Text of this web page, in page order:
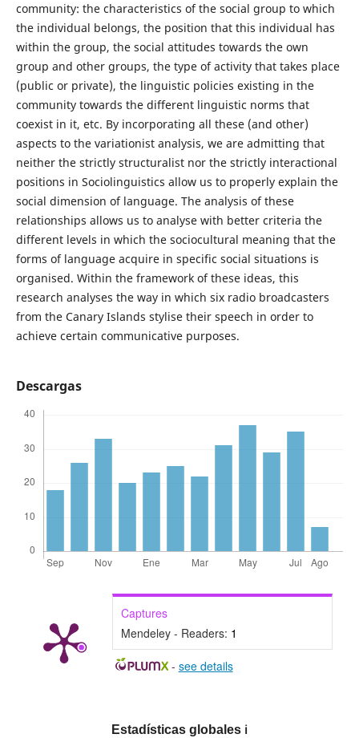
community: the characteristics of the social group to which
the individual belongs, the position that this individual has
within the group, the social attitudes towards the own
group and other groups, the type of activity that takes place
(public or private), the linguistic policies existing in the
community towards the different linguistic norms that
coexist in it, etc. By incorporating all these (and other)
aspects to the variationist analysis, we are admitting that
neither the strictly structuralist nor the strictly interactional
positions in Sociolinguistics allow us to properly explain the
social dimension of language. The analysis of these
relationships allows us to analyse with better criteria the
different levels in which the sociocultural meaning that the
forms of language acquire in specific social situations is
organised. Within the framework of these ideas, this
research analyses the way in which six radio broadcasters
from the Canary Islands stylise their speech in order to
achieve certain communicative purposes.
Descargas
Captures
Mendeley - Readers: 1
- see details
Estadísticas globales ℹ️